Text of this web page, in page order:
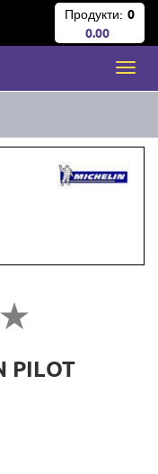
Продукти: 0
0.00
PILOT